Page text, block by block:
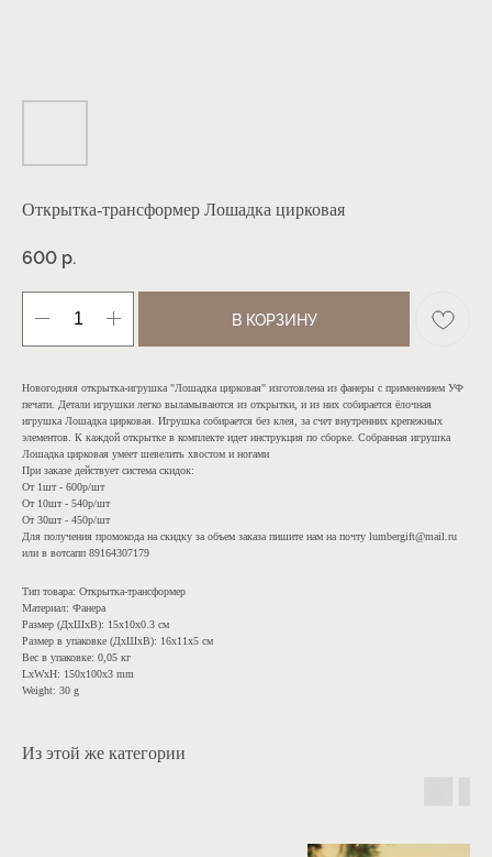
Открытка-трансформер Лошадка цирковая
600 р.
В КОРЗИНУ
Новогодняя открытка-игрушка "Лошадка цирковая" изготовлена из фанеры с применением УФ
печати. Детали игрушки легко выламываются из открытки, и из них собирается ёлочная
игрушка Лошадка цирковая. Игрушка собирается без клея, за счет внутренних крепежных
элементов. К каждой открытке в комплекте идет инструкция по сборке. Собранная игрушка
Лошадка цирковая умеет шевелить хвостом и ногами
При заказе действует система скидок:
От 1шт - 600р/шт
От 10шт - 540р/шт
От 30шт - 450р/шт
Для получения промокода на скидку за объем заказа пишите нам на почту lumbergift@mail.ru
или в вотсапп 89164307179
Тип товара: Открытка-трансформер
Материал: Фанера
Размер (ДхШхВ): 15х10х0.3 см
Размер в упаковке (ДхШхВ): 16х11х5 см
Вес в упаковке: 0,05 кг
LxWxH: 150x100x3 mm
Weight: 30 g
Из этой же категории